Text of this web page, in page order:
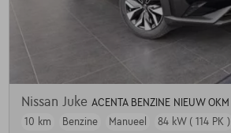
Nissan Juke ACENTA BENZINE NIEUW OKM
10 km
Benzine Manueel 84 kW ( 114 PK )